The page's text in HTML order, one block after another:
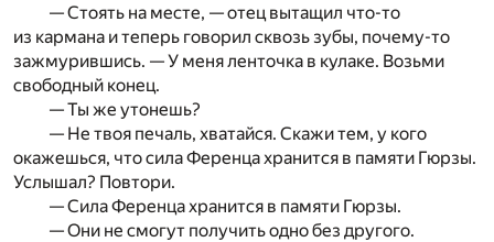
— Стоять на месте, — отец вытащил что-то
из кармана и теперь говорил сквозь зубы, почему-то
зажмурившись. — У меня ленточка в кулаке. Возьми
свободный конец.
— Ты же утонешь?
— Не твоя печаль, хватайся. Скажи тем, у кого
окажешься, что сила Ференца хранится в памяти Гюрзы.
Услышал? Повтори.
— Сила Ференца хранится в памяти Гюрзы.
— Они не смогут получить одно без другого.